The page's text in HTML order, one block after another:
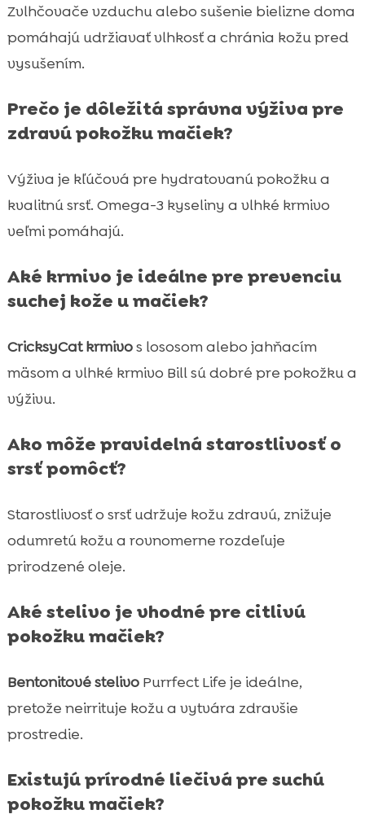
Zvlhčovače vzduchu alebo sušenie bielizne doma
pomáhajú udržiavať vlhkosť a chránia kožu pred
vysušením.
Prečo je dôležitá správna výživa pre
zdravú pokožku mačiek?
Výživa je kľúčová pre hydratovanú pokožku a
kvalitnú srsť. Omega-3 kyseliny a vlhké krmivo
veľmi pomáhajú.
Aké krmivo je ideálne pre prevenciu
suchej kože u mačiek?
CricksyCat krmivos lososom alebo jahňacím
mäsom a vlhké krmivo Bill sú dobré pre pokožku a
výživu.
Ako môže pravidelná starostlivosť o
srsť pomôcť?
Starostlivosť o srsť udržuje kožu zdravú, znižuje
odumretú kožu a rovnomerne rozdeľuje
prirodzené oleje.
Aké stelivo je vhodné pre citlivú
pokožku mačiek?
Bentonitové stelivoPurrfect Life je ideálne,
pretože neirrituje kožu a vytvára zdravšie
prostredie.
Existujú prírodné liečivá pre suchú
pokožku mačiek?